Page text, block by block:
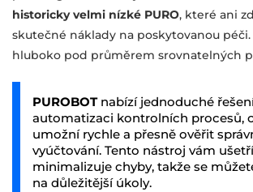
historicky velmi nízké PURO, které ani
skutečné náklady na poskytovanou
hluboko pod průměrem srovnatelných
PUROBOTnabízí jednoduché
automatizaci kontrolních procesů,
umožní rychle a přesně ověřit
vyúčtování. Tento nástroj vám
minimalizuje chyby, takže se
na důležitější úkoly.